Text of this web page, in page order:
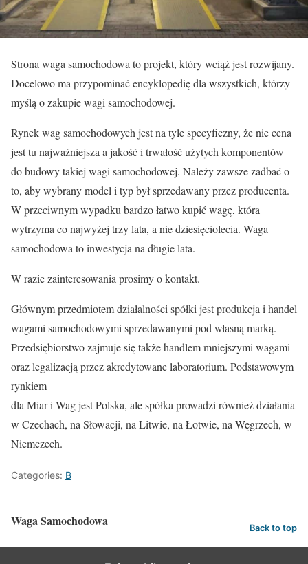
Strona waga samochodowa to projekt, który wciąż jest rozwijany.
Docelowo ma przypominać encyklopedię dla wszystkich, którzy
myślą o zakupie wagi samochodowej.
Rynek wag samochodowych jest na tyle specyficzny, że nie cena
jest tu najważniejsza a jakość i trwałość użytych komponentów
do budowy takiej wagi samochodowej. Należy zawsze zadbać o
to, aby wybrany model i typ był sprzedawany przez producenta.
W przeciwnym wypadku bardzo łatwo kupić wagę, która
wytrzyma co najwyżej trzy lata, a nie dziesięciolecia. Waga
samochodowa to inwestycja na długie lata.
W razie zainteresowania prosimy o kontakt.
Głównym przedmiotem działalności spółki jest produkcja i handel
wagami samochodowymi sprzedawanymi pod własną marką.
Przedsiębiorstwo zajmuje się także handlem mniejszymi wagami
oraz legalizacją przez akredytowane laboratorium. Podstawowym
rynkiem
dla Miar i Wag jest Polska, ale spółka prowadzi również działania
w Czechach, na Słowacji, na Litwie, na Łotwie, na Węgrzech, w
Niemczech.
Categories: B
Waga Samochodowa Back to top